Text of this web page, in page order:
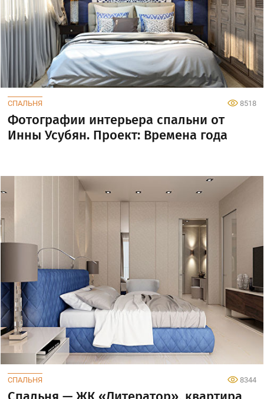
СПАЛЬНЯ 8518
Фотографии интерьера спальни от
Инны Усубян. Проект: Времена года
СПАЛЬНЯ 8344